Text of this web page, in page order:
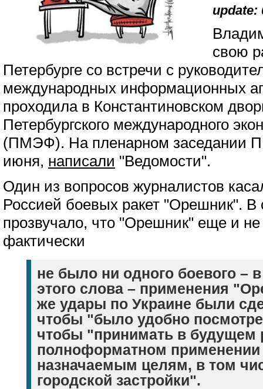
update:
свою
Петербурге со встречи с
международных информационных
проходила в Константиновском
Петербургского международного
(ПМЭФ). На пленарном заседании
июня, написали "Ведомости".
Один из вопросов журналистов
Россией боевых ракет "Орешник". В
прозвучало, что "Орешник" еще и
фактически
не было ни одного боевого –
этого слова – применения
же удары по Украине были
чтобы "было удобно
чтобы "принимать в будущем
полноформатном
назначаемым целям, в том
городской застройки".